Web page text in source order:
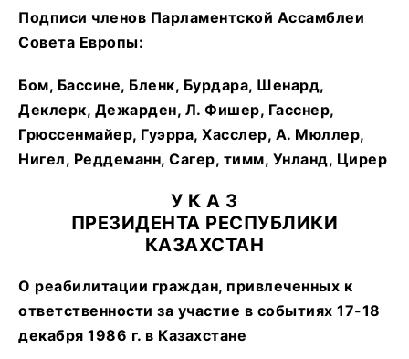
Подписи членов Парламентской Ассамблеи
Совета Европы:
Бом, Бассине, Бленк, Бурдара, Шенард,
Деклерк, Дежарден, Л. Фишер, Гасснер,
Грюссенмайер, Гуэрра, Хасслер, А. Мюллер,
Нигел, Реддеманн, Сагер, тимм, Унланд, Цирер
У К А З
ПРЕЗИДЕНТА РЕСПУБЛИКИ
КАЗАХСТАН
О реабилитации граждан, привлеченных к
ответственности за участие в событиях 17-18
декабря 1986 г. в Казахстане